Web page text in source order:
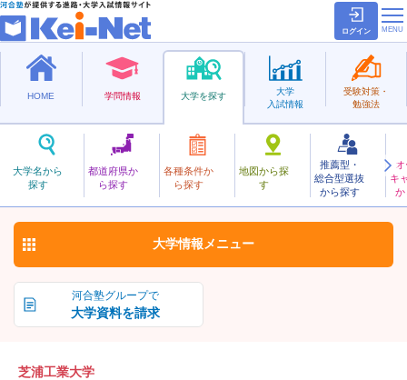
ログイン
HOME 学問情報 大学を探す
大学名から
探す
都道府県か
ら探す
各種条件か
ら探す
地図から探
す
推薦型・
総合型選抜
から探す
キ
か
大学
入試情報
受験対策・
勉強法
私立
しばうらこうぎょう
芝浦工業大学 お気に入り
河合塾グループで
大学資料を請求
大学情報 メニュー
芝浦工業大学